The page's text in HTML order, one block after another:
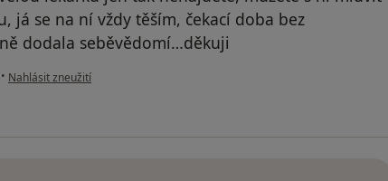
já se na ní vždy těším, čekací doba bez
dodala seběvědomí…děkuji
• podle názoru uživatele IP
Nahlásit zneužití